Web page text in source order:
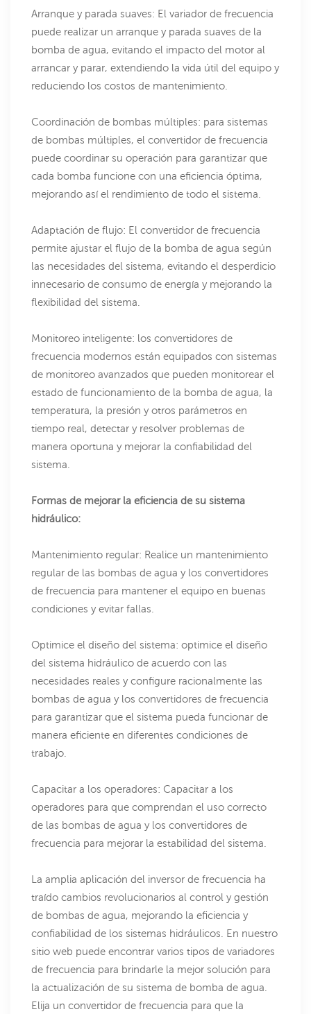
Arranque y parada suaves: El variador de frecuencia
puede realizar un arranque y parada suaves de la
bomba de agua, evitando el impacto del motor al
arrancar y parar, extendiendo la vida útil del equipo y
reduciendo los costos de mantenimiento.
Coordinación de bombas múltiples: para sistemas
de bombas múltiples, el convertidor de frecuencia
puede coordinar su operación para garantizar que
cada bomba funcione con una eficiencia óptima,
mejorando así el rendimiento de todo el sistema.
Adaptación de flujo: El convertidor de frecuencia
permite ajustar el flujo de la bomba de agua según
las necesidades del sistema, evitando el desperdicio
innecesario de consumo de energía y mejorando la
flexibilidad del sistema.
Monitoreo inteligente: los convertidores de
frecuencia modernos están equipados con sistemas
de monitoreo avanzados que pueden monitorear el
estado de funcionamiento de la bomba de agua, la
temperatura, la presión y otros parámetros en
tiempo real, detectar y resolver problemas de
manera oportuna y mejorar la confiabilidad del
sistema.
Formas de mejorar la eficiencia de su sistema
hidráulico:
Mantenimiento regular: Realice un mantenimiento
regular de las bombas de agua y los convertidores
de frecuencia para mantener el equipo en buenas
condiciones y evitar fallas.
Optimice el diseño del sistema: optimice el diseño
del sistema hidráulico de acuerdo con las
necesidades reales y configure racionalmente las
bombas de agua y los convertidores de frecuencia
para garantizar que el sistema pueda funcionar de
manera eficiente en diferentes condiciones de
trabajo.
Capacitar a los operadores: Capacitar a los
operadores para que comprendan el uso correcto
de las bombas de agua y los convertidores de
frecuencia para mejorar la estabilidad del sistema.
La amplia aplicación del inversor de frecuencia ha
traído cambios revolucionarios al control y gestión
de bombas de agua, mejorando la eficiencia y
confiabilidad de los sistemas hidráulicos. En nuestro
sitio web puede encontrar varios tipos de variadores
de frecuencia para brindarle la mejor solución para
la actualización de su sistema de bomba de agua.
Elija un convertidor de frecuencia para que la